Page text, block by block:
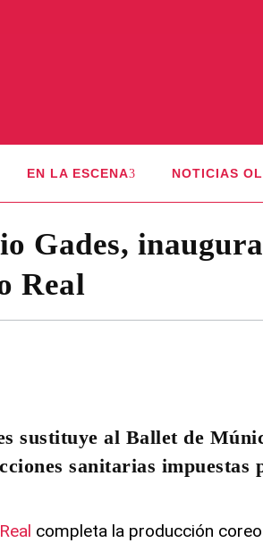
EN LA ESCENA NOTICIAS
Gades,
Real
sustituye al Ballet de
sanitarias impuestas
completa la producción